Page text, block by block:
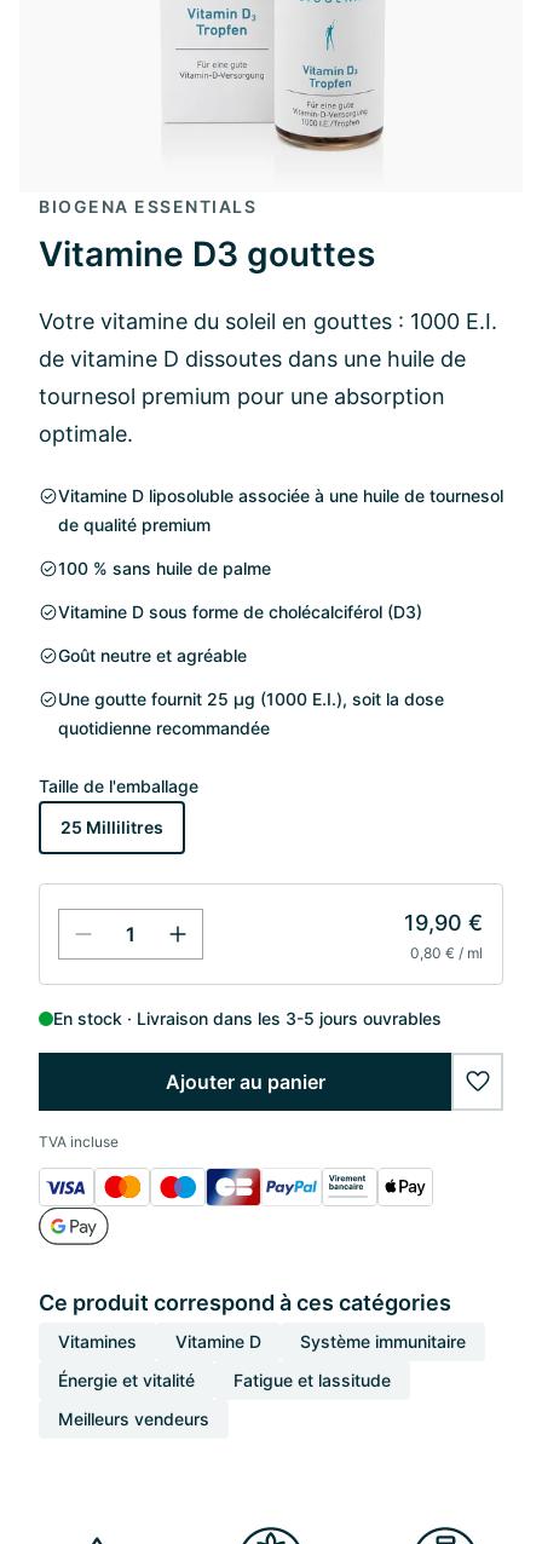
BIOGENA ESSENTIALS
Vitamine D3 gouttes
Votre vitamine du soleil en gouttes : 1000 E.I.
de vitamine D dissoutes dans une huile de
tournesol premium pour une absorption
optimale.
Vitamine D liposoluble associée à une huile de tournesol
de qualité premium
100 % sans huile de palme
Vitamine D sous forme de cholécalciférol (D3)
Goût neutre et agréable
Une goutte fournit 25 µg (1000 E.I.), soit la dose
quotidienne recommandée
Taille de l'emballage
25 Millilitres
19,90 €
0,80 € / ml
En stock Livraison dans les 3-5 jours ouvrables
Ajouter au panier
TVA incluse
Ce produit correspond à ces catégories
Vitamines Vitamine D
Système immunitaire
Énergie et vitalité
Fatigue et lassitude
Meilleurs vendeurs